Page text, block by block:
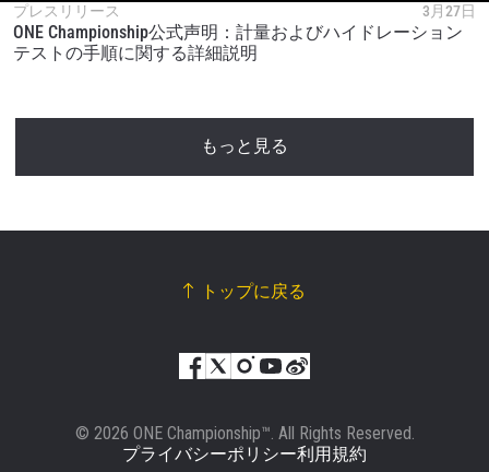
プレスリリース 3月27日
ONE Championship公式声明：計量およびハイドレーション
テストの手順に関する詳細説明
もっと見る
トップに戻る
© 2026 ONE Championship™. All Rights Reserved.
プライバシーポリシー利用規約